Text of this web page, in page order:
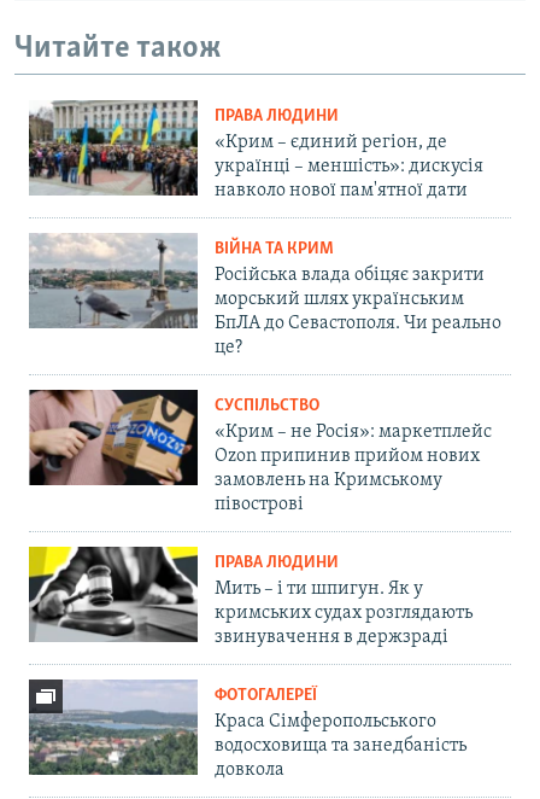
Читайте також
ПРАВА ЛЮДИНИ
«Крим – єдиний регіон, де
українці – меншість»: дискусія
навколо нової пам'ятної дати
ВІЙНА ТА КРИМ
Російська влада обіцяє закрити
морський шлях українським
БпЛА до Севастополя. Чи реально
це?
СУСПІЛЬСТВО
«Крим – не Росія»: маркетплейс
Ozon припинив прийом нових
замовлень на Кримському
півострові
ПРАВА ЛЮДИНИ
Мить – і ти шпигун. Як у
кримських судах розглядають
звинувачення в держзраді
ФОТОГАЛЕРЕЇ
Краса Сімферопольського
водосховища та занедбаність
довкола